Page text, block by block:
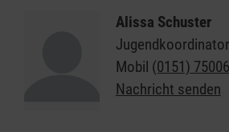
ist die Malteser Jugend –
Sie ist die in Gruppen
Gemeinschaft von Kindern,
Erwachsenen im Malteser
Alissa Schuster
Mobil (0151)
Nachricht senden